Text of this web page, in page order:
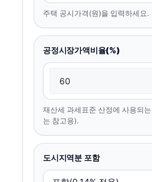
주택 공시가격(원)을 입력하세요.
공정시장가액비율(%)
재산세 과세표준 산정에 사용되
는 참고용).
도시지역분 포함